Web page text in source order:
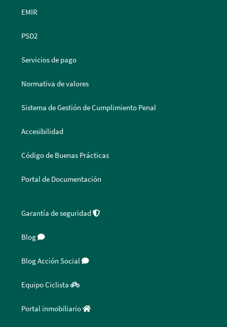
EMIR
PSD2
Servicios de pago
Normativa de valores
Sistema de Gestión de Cumplimiento Penal
Accesibilidad
Código de Buenas Prácticas
Portal de Documentación
Garantía de seguridad
Blog
Blog Acción Social
Equipo Ciclista
Portal inmobiliario